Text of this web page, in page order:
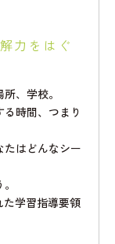
力をはぐ
、学校。
時間、つまり
たはどんなシー
学習指導要領